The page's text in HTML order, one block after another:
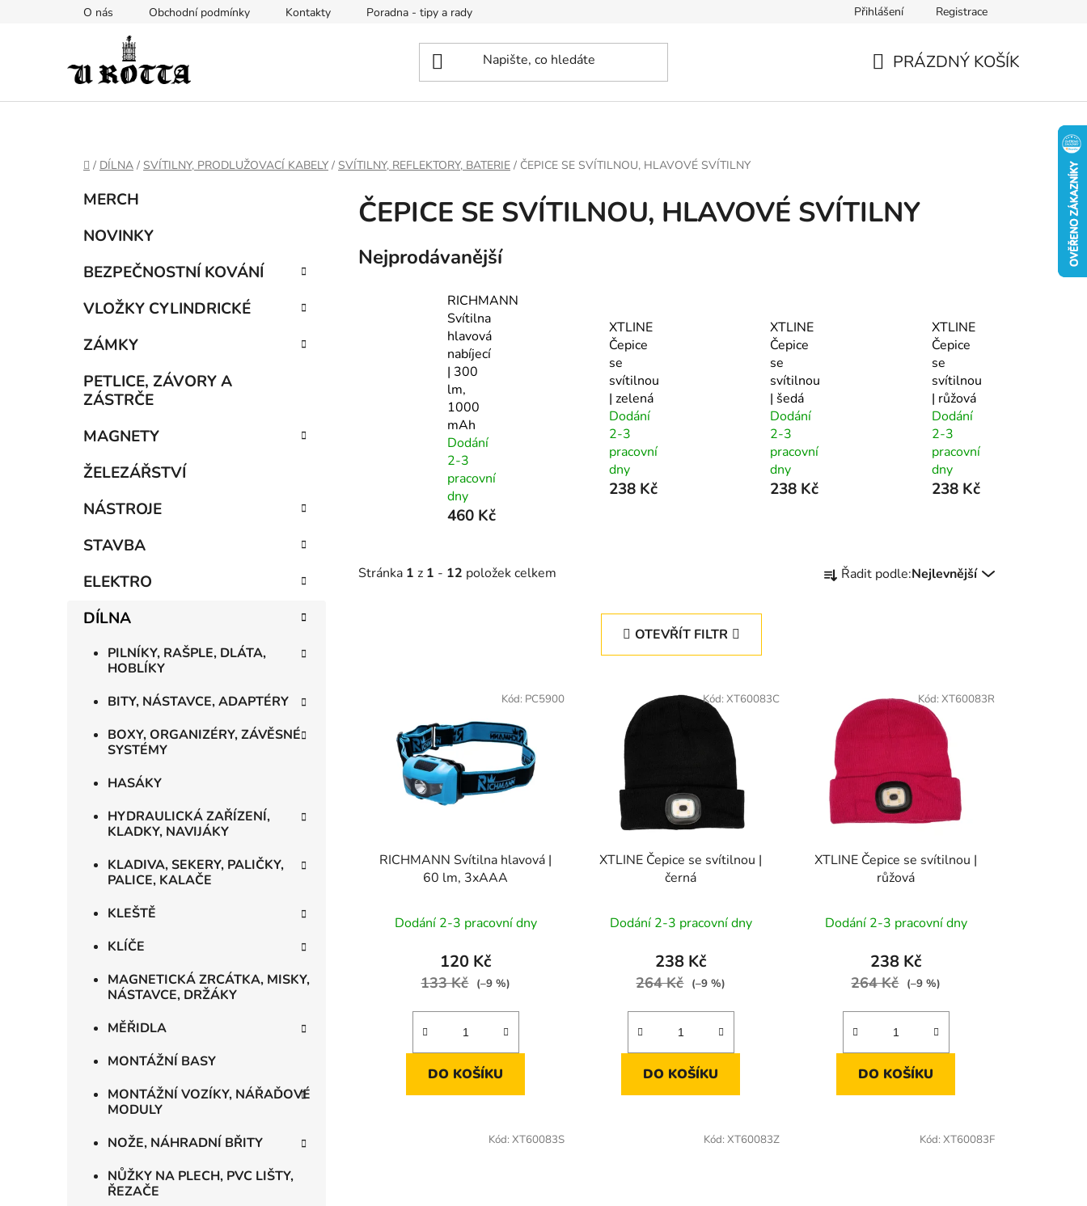
O nás Obchodní podmínky Kontakty Poradna - tipy a rady Přihlášení Registrace
PRÁZDNÝ KOŠÍK
DOMŮ
/ DÍLNA / SVÍTILNY, PRODLUŽOVACÍ KABELY / SVÍTILNY, REFLEKTORY, BATERIE / ČEPICE SE SVÍTILNOU, HLAVOVÉ SVÍTILNY
Přeskočit
kategorie
MERCH
NOVINKY
BEZPEČNOSTNÍ KOVÁNÍ
VLOŽKY CYLINDRICKÉ
ZÁMKY
PETLICE, ZÁVORY A
ZÁSTRČE
MAGNETY
ŽELEZÁŘSTVÍ
NÁSTROJE
STAVBA
ELEKTRO
DÍLNA
PILNÍKY, RAŠPLE, DLÁTA,
HOBLÍKY
BITY, NÁSTAVCE, ADAPTÉRY
BOXY, ORGANIZÉRY, ZÁVĚSNÉ
SYSTÉMY
HASÁKY
HYDRAULICKÁ ZAŘÍZENÍ,
KLADKY, NAVIJÁKY
KLADIVA, SEKERY, PALIČKY,
PALICE, KALAČE
KLEŠTĚ
KLÍČE
MAGNETICKÁ ZRCÁTKA, MISKY,
NÁSTAVCE, DRŽÁKY
MĚŘIDLA
MONTÁŽNÍ BASY
MONTÁŽNÍ VOZÍKY, NÁŘAĎOVÉ
MODULY
NOŽE, NÁHRADNÍ BŘITY
NŮŽKY NA PLECH, PVC LIŠTY,
ŘEZAČE
ČEPICE SE SVÍTILNOU, HLAVOVÉ SVÍTILNY
Nejprodávanější
RICHMANN
Svítilna
hlavová
nabíjecí
| 300
lm,
1000
mAh
Dodání
2-3
pracovní
dny
460 Kč
XTLINE
Čepice
se
svítilnou
| zelená
Dodání
2-3
pracovní
dny
238 Kč
XTLINE
Čepice
se
svítilnou
| šedá
Dodání
2-3
pracovní
dny
238 Kč
XTLINE
Čepice
se
svítilnou
| růžová
Dodání
2-3
pracovní
dny
238 Kč
Stránka 1 z 1 - 12 položek celkem
a
u
k
t
Řadit podle:Nejlevnější
OTEVŘÍT FILTR
RICHMANN Svítilna hlavová |
60 lm, 3xAAA
Dodání 2-3 pracovní dny
120 Kč
133 Kč (–9 %)
DO KOŠÍKU
Kód: PC5900
XTLINE Čepice se svítilnou |
černá
Dodání 2-3 pracovní dny
238 Kč
264 Kč (–9 %)
DO KOŠÍKU
Kód: XT60083C
XTLINE Čepice se svítilnou |
růžová
Dodání 2-3 pracovní dny
238 Kč
264 Kč (–9 %)
DO KOŠÍKU
Kód: XT60083R
Kód: XT60083S Kód: XT60083Z Kód: XT60083F